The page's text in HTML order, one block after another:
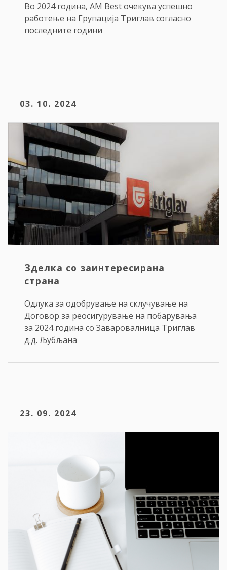
Во 2024 година, AM Best очекува успешно
работење на Групација Триглав согласно
последните години
03. 10. 2024
Зделка со заинтересирана
страна
Одлука за одобрување на склучување на
Договор за реосигурување на побарувања
за 2024 година со Заваровалница Триглав
д.д. Љубљана
23. 09. 2024